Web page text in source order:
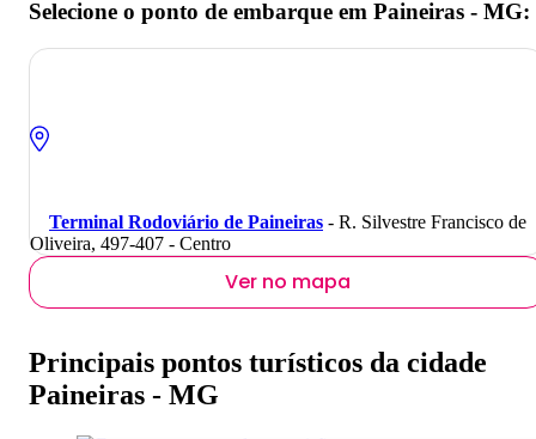
Selecione o ponto de embarque em Paineiras - MG:
Terminal Rodoviário de Paineiras - R. Silvestre Francisco de
Oliveira, 497-407 - Centro
Ver no mapa
Principais pontos turísticos da cidade
Paineiras - MG